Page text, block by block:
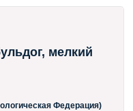
мелкий
Федерация)